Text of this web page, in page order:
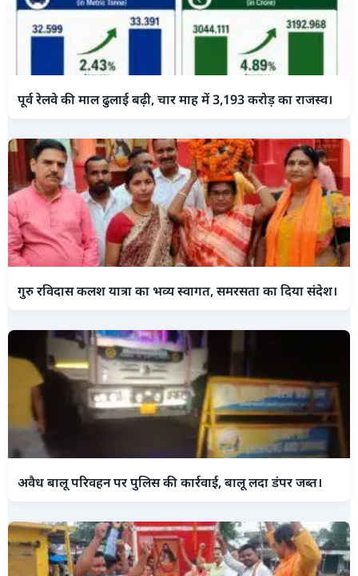
पूर्व रेलवे की माल ढुलाई बढ़ी, चार माह में 3,193 करोड़ का राजस्व।
गुरु रविदास कलश यात्रा का भव्य स्वागत, समरसता का दिया संदेश।
अवैध बालू परिवहन पर पुलिस की कार्रवाई, बालू लदा डंपर जब्त।